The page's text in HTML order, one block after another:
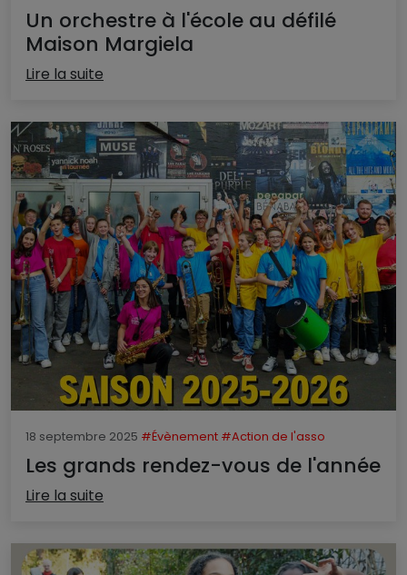
Un orchestre à l'école au défilé
Maison Margiela
Lire la suite
18 septembre 2025 #Évènement #Action de l'asso
Les grands rendez-vous de l'année
Lire la suite